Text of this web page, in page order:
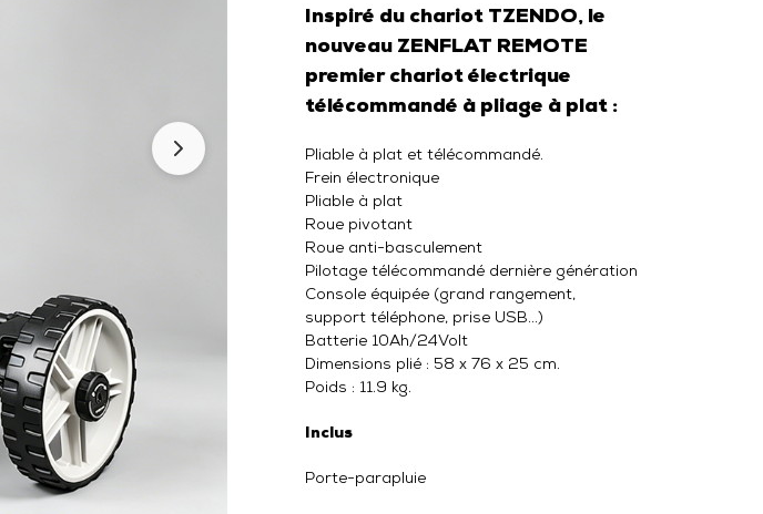
Inspiré du chariot TZENDO, le
nouveau ZENFLAT REMOTE
premier chariot électrique
télécommandé à pliage à plat :
Pliable à plat et télécommandé.
Frein électronique
Pliable à plat
Roue pivotant
Roue anti-basculement
Pilotage télécommandé dernière génération
Console équipée (grand rangement,
support téléphone, prise USB…)
Batterie 10Ah/24Volt
Dimensions plié : 58 x 76 x 25 cm.
Poids : 11.9 kg.
Inclus
Porte-parapluie